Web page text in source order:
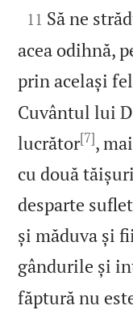

11 Să ne
acea odihnă,
prin același
Cuvântul lui
lucrător[7],
cu două
desparte
și măduva și
gândurile și
făptură nu